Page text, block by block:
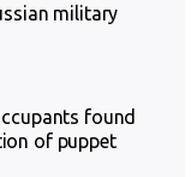
military
found
of puppet